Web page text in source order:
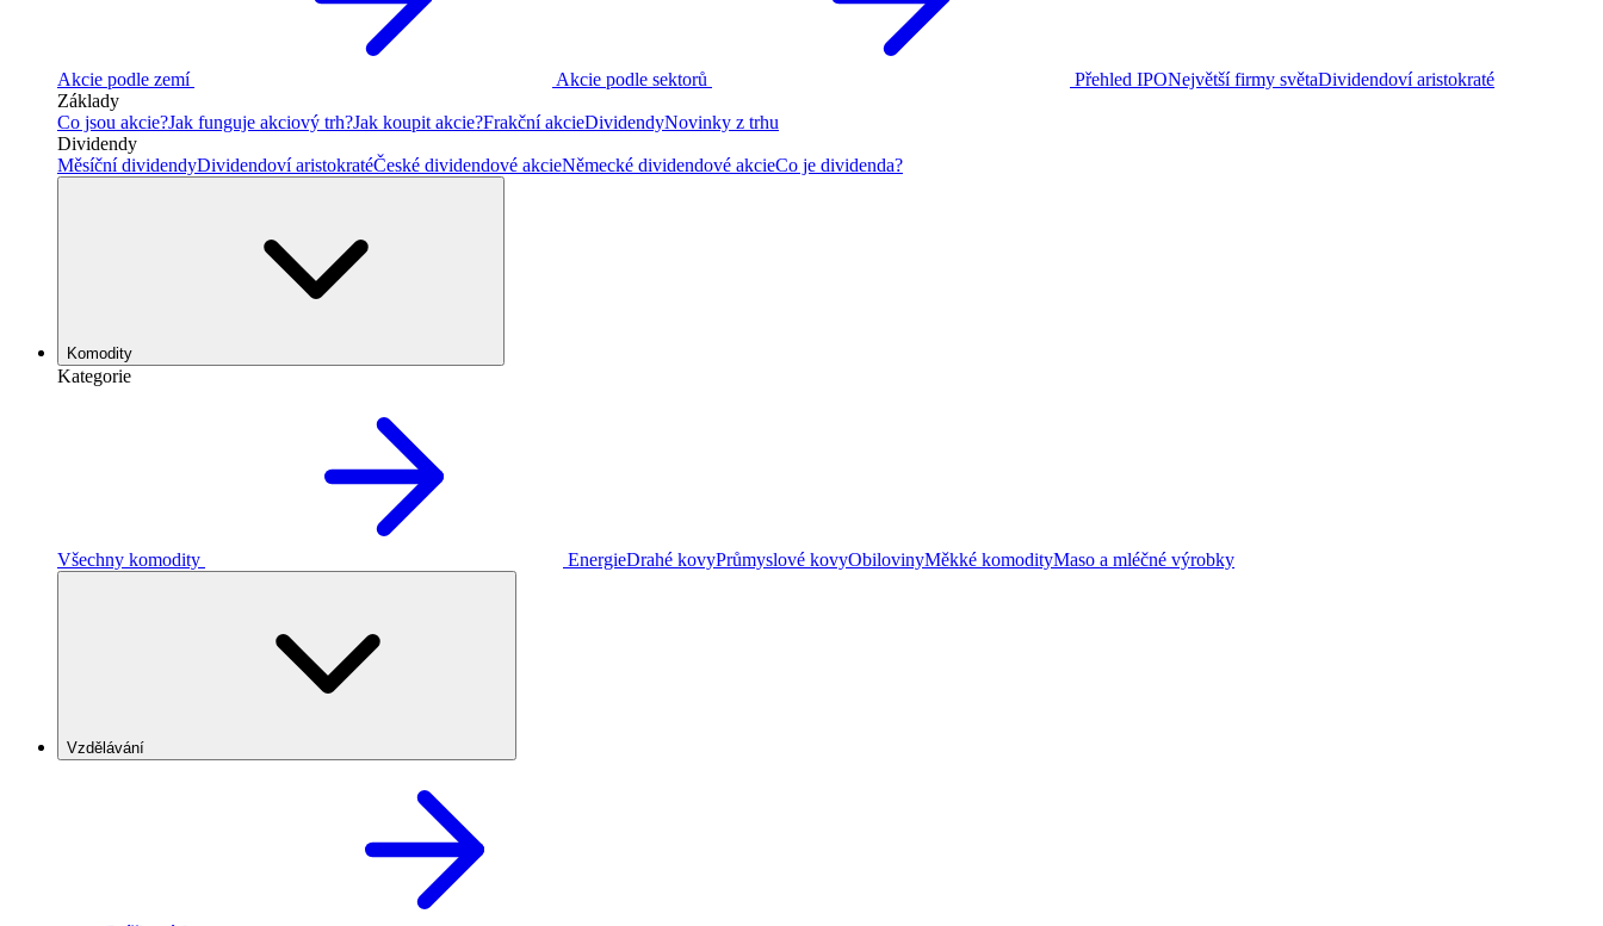
Akcie podle zemí Akcie podle sektorů Přehled IPONejvětší firmy světaDividendoví aristokraté
Základy
Co jsou akcie?Jak funguje akciový trh?Jak koupit akcie?Frakční akcieDividendyNovinky z trhu
Dividendy
Měsíční dividendyDividendoví aristokratéČeské dividendové akcieNěmecké dividendové akcieCo je dividenda?
Komodity
Kategorie
Všechny komodity EnergieDrahé kovyPrůmyslové kovyObilovinyMěkké komodityMaso a mléčné výrobky
Vzdělávání